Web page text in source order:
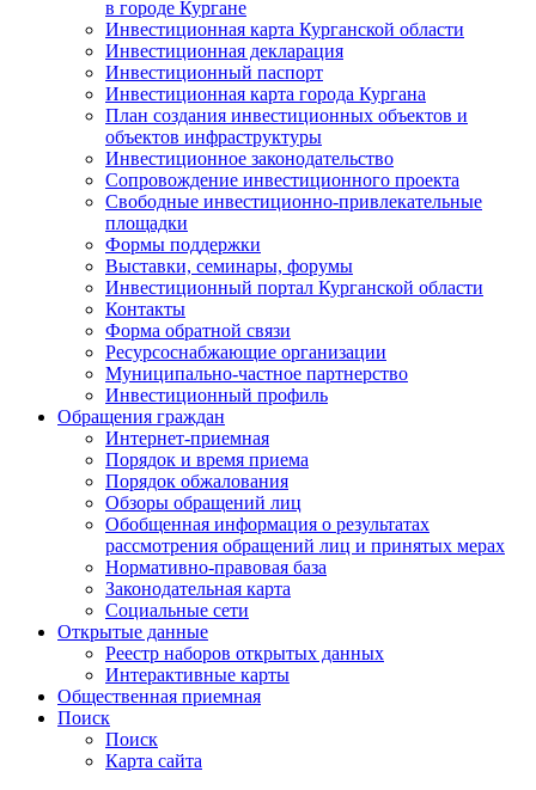
в городе Кургане
Инвестиционная карта Курганской области
Инвестиционная декларация
Инвестиционный паспорт
Инвестиционная карта города Кургана
План создания инвестиционных объектов и
объектов инфраструктуры
Инвестиционное законодательство
Сопровождение инвестиционного проекта
Свободные инвестиционно-привлекательные
площадки
Формы поддержки
Выставки, семинары, форумы
Инвестиционный портал Курганской области
Контакты
Форма обратной связи
Ресурсоснабжающие организации
Муниципально-частное партнерство
Инвестиционный профиль
Обращения граждан
Интернет-приемная
Порядок и время приема
Порядок обжалования
Обзоры обращений лиц
Обобщенная информация о результатах
рассмотрения обращений лиц и принятых мерах
Нормативно-правовая база
Законодательная карта
Социальные сети
Открытые данные
Реестр наборов открытых данных
Интерактивные карты
Общественная приемная
Поиск
Поиск
Карта сайта